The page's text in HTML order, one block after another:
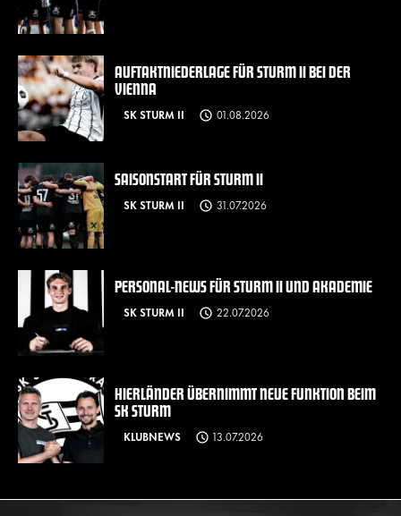
AUFTAKTNIEDERLAGE FÜR STURM II BEI DER
VIENNA
SK STURM II 01.08.2026
SAISONSTART FÜR STURM II
SK STURM II 31.07.2026
PERSONAL-NEWS FÜR STURM II UND AKADEMIE
SK STURM II 22.07.2026
HIERLÄNDER ÜBERNIMMT NEUE FUNKTION BEIM
SK STURM
KLUBNEWS 13.07.2026